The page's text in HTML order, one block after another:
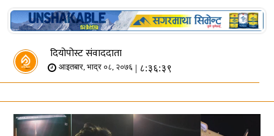
दियोपोस्ट संवाददाता
आइतबार, भाद्र ०८, २०७६ | ८:३६:३९